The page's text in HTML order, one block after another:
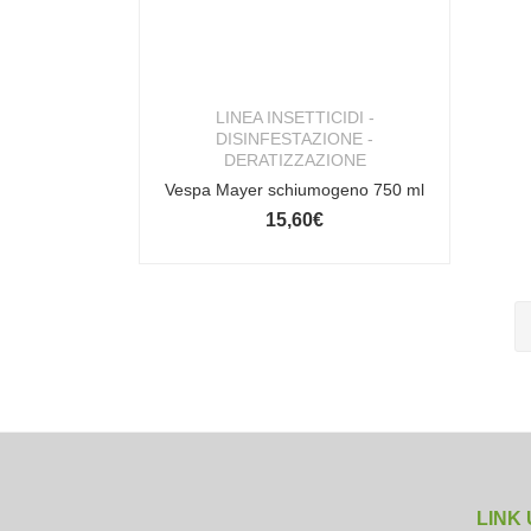
LINEA INSETTICIDI -
DISINFESTAZIONE -
DERATIZZAZIONE
Vespa Mayer schiumogeno 750 ml
15,60€
LINK